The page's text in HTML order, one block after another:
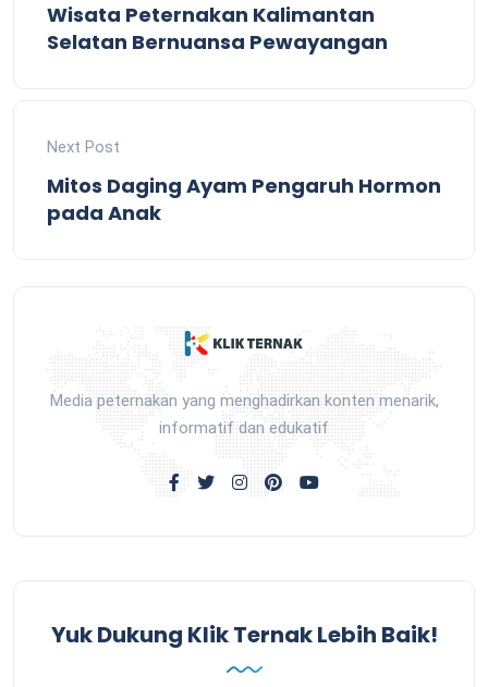
Wisata Peternakan Kalimantan
Selatan Bernuansa Pewayangan
Next Post
Mitos Daging Ayam Pengaruh Hormon
pada Anak
Media peternakan yang menghadirkan konten menarik,
informatif dan edukatif
Yuk Dukung Klik Ternak Lebih Baik!